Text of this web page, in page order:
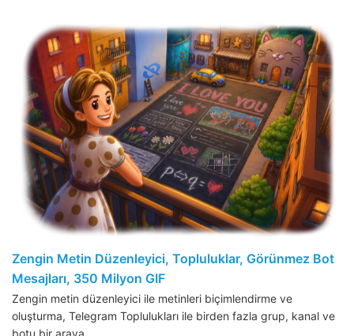
Zengin Metin Düzenleyici, Topluluklar, Görünmez Bot
Mesajları, 350 Milyon GIF
Zengin metin düzenleyici ile metinleri biçimlendirme ve
oluşturma, Telegram Toplulukları ile birden fazla grup, kanal ve
botu bir araya…